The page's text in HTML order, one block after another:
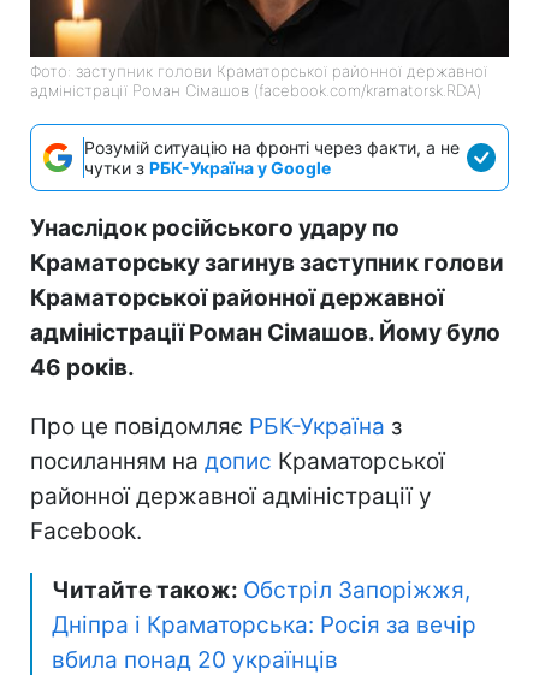
Фото: заступник голови Краматорської районної державної
адміністрації Роман Сімашов (facebook.com/kramatorsk.RDA)
Розумій ситуацію на фронті через факти, а не
чутки з РБК-Україна у Google
Унаслідок російського удару по
Краматорську загинув заступник голови
Краматорської районної державної
адміністрації Роман Сімашов. Йому було
46 років.
Про це повідомляє РБК-Україна з
посиланням на допис Краматорської
районної державної адміністрації у
Facebook.
Читайте також: Обстріл Запоріжжя,
Дніпра і Краматорська: Росія за вечір
вбила понад 20 українців